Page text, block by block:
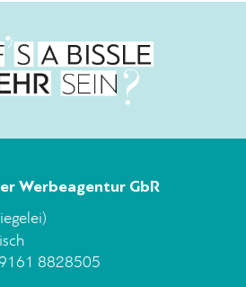
Werbeagentur GbR
8828505